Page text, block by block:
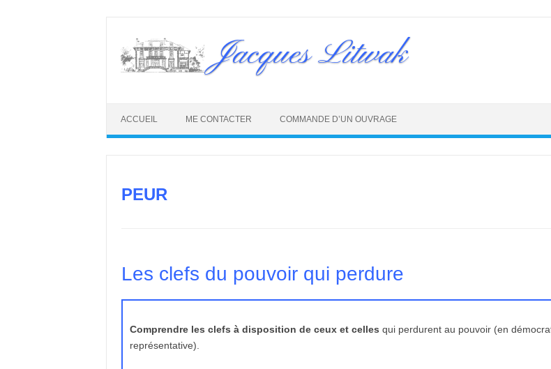
content
Jacques Litwak
ACCUEIL ME CONTACTER COMMANDE D’UN OUVRAGE
PEUR
Les clefs du pouvoir qui perdure
Comprendre les clefs à disposition de ceux et celles qui perdurent au pouvoir (en
représentative).